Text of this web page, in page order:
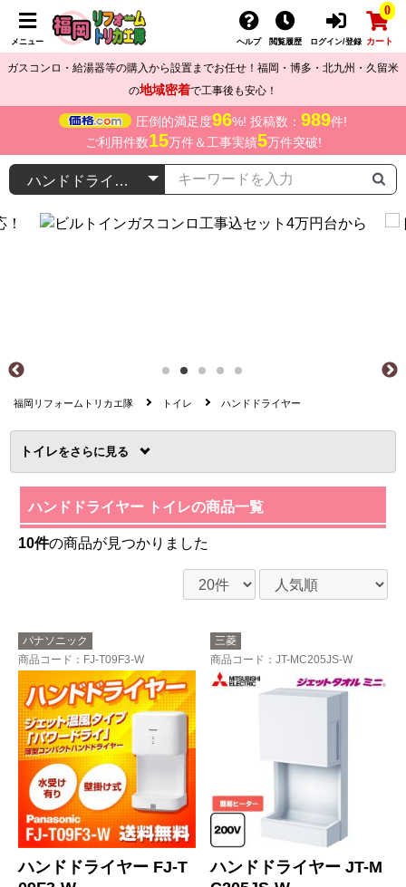
メニュー ヘルプ 閲覧履歴 ログイン/登録
0
カート
ガスコンロ・給湯器等の購入から設置までお任せ！福岡・博多・北九州・久留米
の地域密着で工事後も安心！
圧倒的満足度96%! 投稿数： 989件!
ご利用件数15万件＆工事実績5万件突破!
福岡リフォームトリカエ隊 トイレ ハンドドライヤー
トイレを
ハンドドライヤー トイレの商品一覧
10件の商品が見つかりました
パナソニック
商品コード ：FJ-T09F3-W
ハンドドライヤー FJ-T
三菱
商品コード ：JT-MC205JS-W
ハンドドライヤー JT-M